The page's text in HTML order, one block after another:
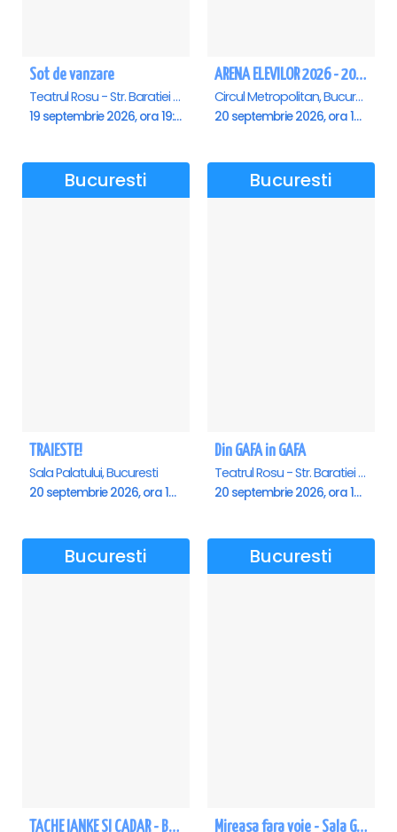
Sot de vanzare
Teatrul Rosu - Str. Baratiei 31, Bucuresti
19 septembrie 2026, ora 19:30
ARENA ELEVILOR 2026 - 20 Septembrie
Circul Metropolitan, Bucuresti
20 septembrie 2026, ora 10:00
Bucuresti
TRAIESTE!
Sala Palatului, Bucuresti
20 septembrie 2026, ora 18:00
Bucuresti
Din GAFA in GAFA
Teatrul Rosu - Str. Baratiei 31, Bucuresti
20 septembrie 2026, ora 18:00
Bucuresti
TACHE IANKE SI CADAR - Bucuresti
Bucuresti
Mireasa fara voie - Sala Gloria